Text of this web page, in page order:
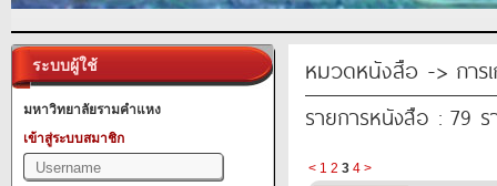
ระบบผู้ใช้
มหาวิทยาลัยรามคำแหง
เข้าสู่ระบบสมาชิก
หมวดหนังสือ -> การ
รายการหนังสือ : 79 ร
< 1 2 3 4 >